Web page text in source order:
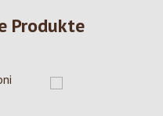
Produkte